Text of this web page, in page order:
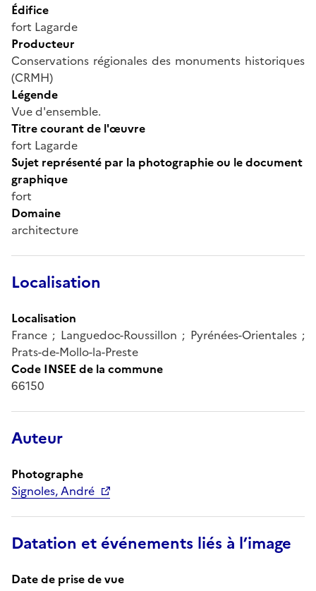
Édifice
fort Lagarde
Producteur
Conservations régionales des monuments historiques
(CRMH)
Légende
Vue d'ensemble.
Titre courant de l'œuvre
fort Lagarde
Sujet représenté par la photographie ou le document
graphique
fort
Domaine
architecture
Localisation
Localisation
France ; Languedoc-Roussillon ; Pyrénées-Orientales ;
Prats-de-Mollo-la-Preste
Code INSEE de la commune
66150
Auteur
Photographe
Signoles, André
Datation et événements liés à l’image
Date de prise de vue